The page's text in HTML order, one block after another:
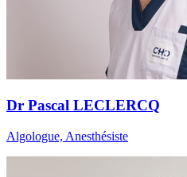
Dr Pascal LECLERCQ
Algologue, Anesthésiste